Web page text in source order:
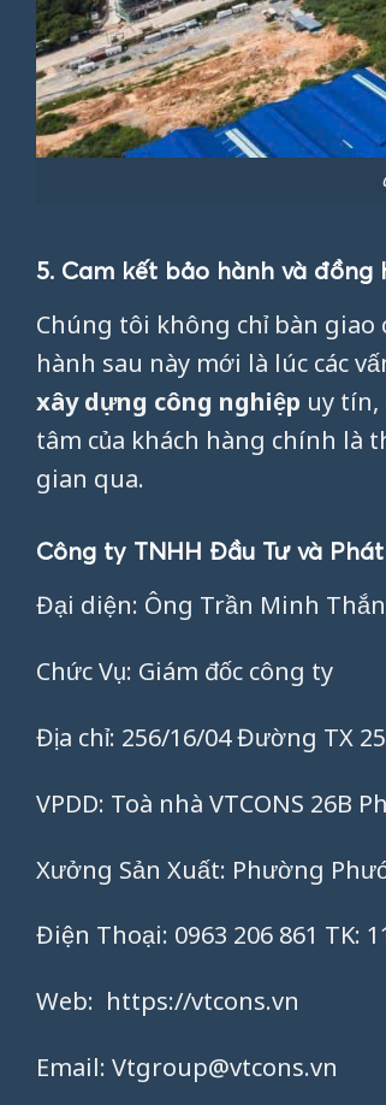
5. Cam kết bảo hành và
Chúng tôi không chỉ bàn
hành sau này mới là lúc các
xây dựng công nghiệp uy tín,
tâm của khách hàng chính là
gian qua.
Công ty TNHH Đầu Tư và Phát
Đại diện: Ông Trần Minh
Chức Vụ: Giám đốc công ty
Địa chỉ: 256/16/04 Đường TX
VPDD: Toà nhà VTCONS 26B
Xưởng Sản Xuất: Phường
Điện Thoại: 0963 206 861 TK:
Web: https://vtcons.vn
Email: Vtgroup@vtcons.vn